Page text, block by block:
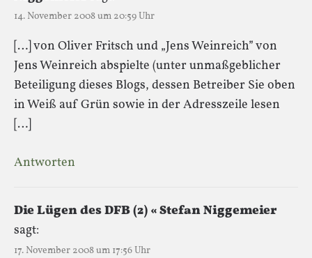
14. November 2008 um 20:59 Uhr
[…] von Oliver Fritsch und „Jens Weinreich” von
Jens Weinreich abspielte (unter unmaßgeblicher
Beteiligung dieses Blogs, dessen Betreiber Sie oben
in Weiß auf Grün sowie in der Adresszeile lesen
[…]
Antworten
Die Lügen des DFB (2) « Stefan Niggemeier
sagt:
17. November 2008 um 17:56 Uhr